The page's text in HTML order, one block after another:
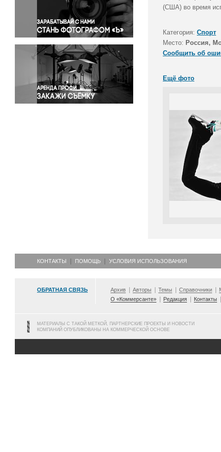
Правосудие
Происшествия и конфликты
Религия
Светская жизнь
Спорт
Экология
Экономика и бизнес
(США) во время
Категория: Спорт
Место: Россия,
Сообщить об
Ещё фото
КОНТАКТЫ ПОМОЩЬ УСЛОВИЯ ИСПОЛЬЗОВАНИЯ
ОБРАТНАЯ СВЯЗЬ Архив Авторы Темы Справочники
О «Коммерсанте»
Редакция Контакты
МАТЕРИАЛЫ С ТАКОЙ МЕТКОЙ, ПАРТНЕРСКИЕ ПРОЕКТЫ И НОВОСТИ
КОМПАНИЙ ОПУБЛИКОВАНЫ НА КОММЕРЧЕСКОЙ ОСНОВЕ